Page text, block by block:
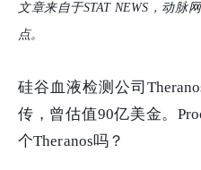
文章来自于STAT NEWS，动脉
点。
硅谷血液检测公司
传， 曾估值90亿美金。
个Theranos吗？